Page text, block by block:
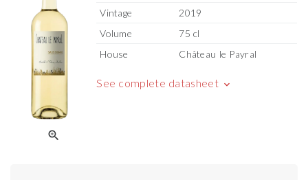
zoom_in
Vintage
2019
Volume
75 cl
House
Château le Payral
See complete datasheet keyboard_arrow_down